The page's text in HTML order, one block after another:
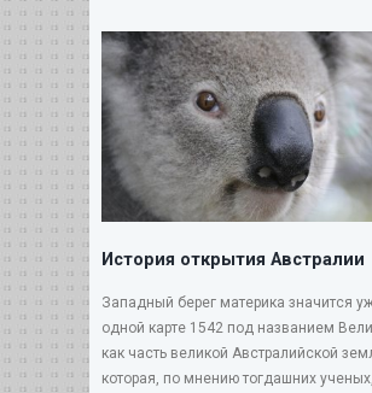
История открытия Австралии
Западный берег материка значится
одной карте 1542 под названием
как часть великой Австралийской
которая, по мнению тогдашних ученых,